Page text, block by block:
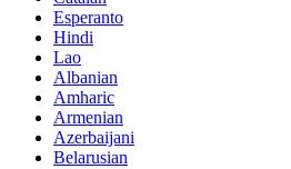
Esperanto
Hindi
Lao
Albanian
Amharic
Armenian
Azerbaijani
Belarusian